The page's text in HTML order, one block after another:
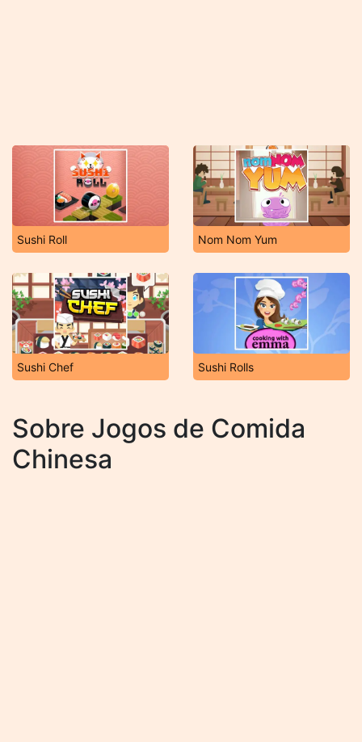
Sushi Roll Nom Nom Yum
Sushi Chef Sushi Rolls
Sobre Jogos de Comida
Chinesa